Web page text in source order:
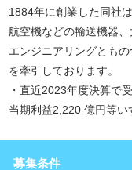
1884年に創業した同社
航空機などの輸送機器
エンジニアリングとも
を牽引しております。
・直近2023年度決算で
当期利益2,220 億円等い
募集条件